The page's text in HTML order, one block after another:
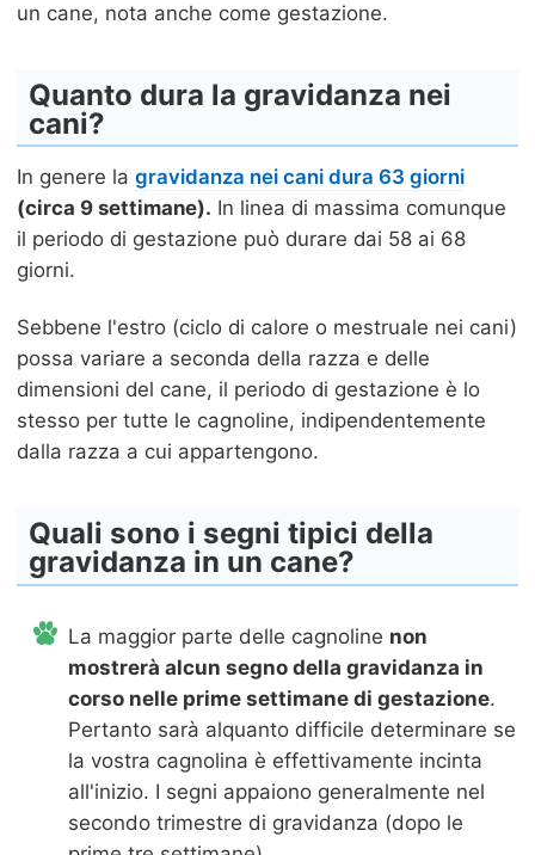
un cane, nota anche come gestazione.
Quanto dura la gravidanza nei
cani?
In genere la gravidanza nei cani dura 63 giorni
(circa 9 settimane). In linea di massima comunque
il periodo di gestazione può durare dai 58 ai 68
giorni.
Sebbene l'estro (ciclo di calore o mestruale nei cani)
possa variare a seconda della razza e delle
dimensioni del cane, il periodo di gestazione è lo
stesso per tutte le cagnoline, indipendentemente
dalla razza a cui appartengono.
Quali sono i segni tipici della
gravidanza in un cane?
La maggior parte delle cagnoline non
mostrerà alcun segno della gravidanza in
corso nelle prime settimane di gestazione.
Pertanto sarà alquanto difficile determinare se
la vostra cagnolina è effettivamente incinta
all'inizio. I segni appaiono generalmente nel
secondo trimestre di gravidanza (dopo le